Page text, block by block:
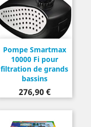
Pompe Smartmax
10000 Fi pour
filtration de grands
bassins
Prix
276,90 €